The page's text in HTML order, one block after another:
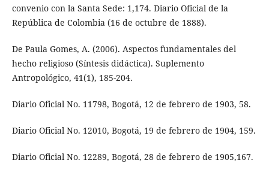
convenio con la Santa Sede: 1,174. Diario Oficial de la
República de Colombia (16 de octubre de 1888).
De Paula Gomes, A. (2006). Aspectos fundamentales del
hecho religioso (Síntesis didáctica). Suplemento
Antropológico, 41(1), 185-204.
Diario Oficial No. 11798, Bogotá, 12 de febrero de 1903, 58.
Diario Oficial No. 12010, Bogotá, 19 de febrero de 1904, 159.
Diario Oficial No. 12289, Bogotá, 28 de febrero de 1905,167.